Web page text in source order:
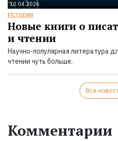
10.04.2026
Истории
Новые книги о
и чтении
Научно-популярная литература
чтении чуть больше.
Все
Комментарии